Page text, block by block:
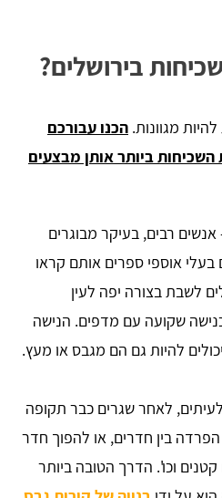
בירושלים?
מגוונות. הכנו עבורכם
ביותר אותן מבצעים
אנשים רבים, בעיקר מבוגרים
גיל 50, הנם בעלי אוספי ספרים אותם קראו
לשבת בצורה יפה לעין
שקועה עם מדפים. הנישה
להיות גם הם מגבס או מעץ.
לאחר שגרים כבר תקופה
הפרדה בין חדרים, או להפוך חדר
וכו'. הדרך הטובה ביותר